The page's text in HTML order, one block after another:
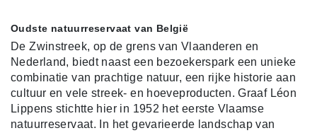
Oudste natuurreservaat van België
De Zwinstreek, op de grens van Vlaanderen en
Nederland, biedt naast een bezoekerspark een unieke
combinatie van prachtige natuur, een rijke historie aan
cultuur en vele streek- en hoeveproducten. Graaf Léon
Lippens stichtte hier in 1952 het eerste Vlaamse
natuurreservaat. In het gevarieerde landschap van